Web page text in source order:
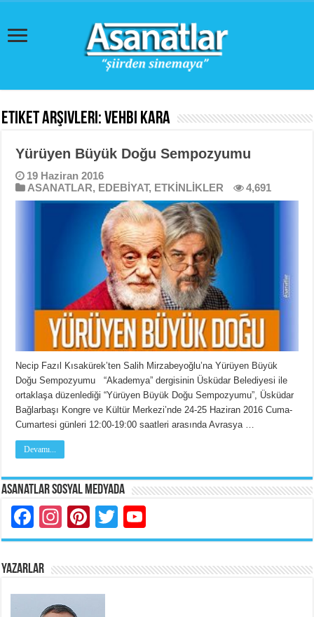
Etiket Arşivleri:Vehbi Kara
Yürüyen Büyük Doğu Sempozyumu
19 Haziran 2016
ASANATLAR, EDEBİYAT, ETKİNLİKLER 4,691
Necip Fazıl Kısakürek’ten Salih Mirzabeyoğlu’na Yürüyen Büyük
Doğu Sempozyumu “Akademya” dergisinin Üsküdar Belediyesi ile
ortaklaşa düzenlediği “Yürüyen Büyük Doğu Sempozyumu”, Üsküdar
Bağlarbaşı Kongre ve Kültür Merkezi’nde 24-25 Haziran 2016 Cuma-
Cumartesi günleri 12:00-19:00 saatleri arasında Avrasya …
Devamı...
Asanatlar Sosyal Medyada
Facebook
Instagram
Pinterest
Twitter
YAZARLAR